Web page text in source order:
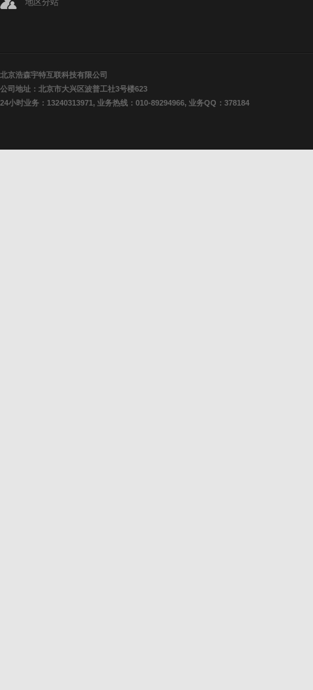
地区分站
北京浩森宇特互联科技有限公司
公司地址：北京市大兴区波普工社3号楼623
24小时业务：13240313971, 业务热线：010-89294966, 业务QQ：378184